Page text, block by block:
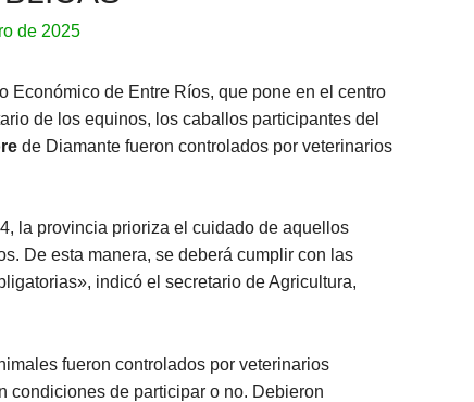
de 2025
Económico de Entre Ríos, que pone en el centro
de los equinos, los caballos participantes del
de Diamante fueron controlados por veterinarios
la provincia prioriza el cuidado de aquellos
De esta manera, se deberá cumplir con las
indicó el secretario de Agricultura,
fueron controlados por veterinarios
condiciones de participar o no. Debieron